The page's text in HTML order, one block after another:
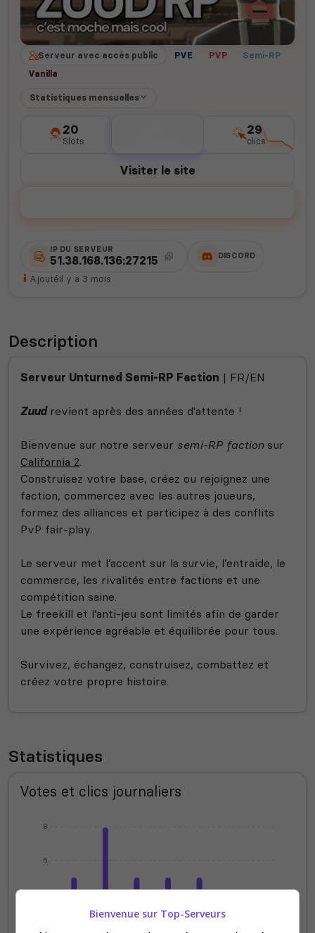
Serveur avec accès public PVE PVP
Semi-RP
Vanilla
Statistiques mensuelles
20
Slots
29
clics
Visiter le site
IP DU SERVEUR
51.38.168.136:27215 DISCORD
Ajoutéil y a 3 mois
Description
Serveur Unturned Semi-RP Faction | FR/EN
Zuudrevient après des années d'attente !
Bienvenue sur notre serveur semi-RP factionsur
California 2
Construisez votre base, créez ou rejoignez une
faction, commercez avec les autres joueurs,
formez des alliances et participez à des conflits
PvP fair-play.
Le serveur met l’accent sur la survie, l’entraide, le
commerce, les rivalités entre factions et une
compétition saine.
Le freekill et l’anti-jeu sont limités afin de garder
une expérience agréable et équilibrée pour tous.
Survivez, échangez, construisez, combattez et
créez votre propre histoire.
Statistiques
Votes et clics journaliers
4
6
8
Bienvenue sur Top-Serveurs